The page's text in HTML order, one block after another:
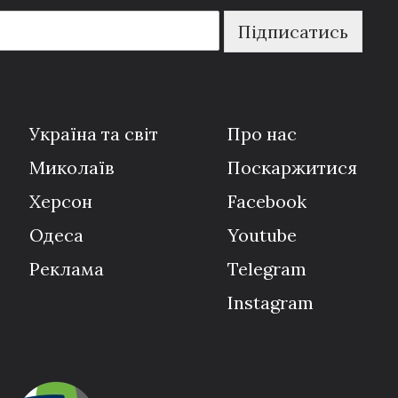
Підписатись
Україна та світ
Миколаїв
Херсон
Одеса
Реклама
Про нас
Поскаржитися
Facebook
Youtube
Telegram
Instagram